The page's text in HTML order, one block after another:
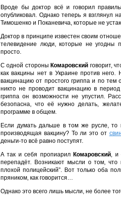
Вроде бы доктор всё и говорил
опубликовал. Однако теперь я взглянул
Тимошенко и Поканевича, которые не
Доктор в принципе известен своим
телевидение люди, которые не угодны
просто.
С одной стороны Комаровский говорит,
как вакцины нет в Украине против
вакцинацию от простого гриппа и по
никто не проводит вакцинацию в
гриппа он возможности не упустил.
безопасна, что её нужно делать,
программе в общем.
Если думать дальше в том же русле, то
производящая вакцину? То ли это от
деньги-то всё равно поступят.
А так и себя пропиарил Комаровский, и
перепадёт. Возникают мысли о том,
плохой полицейский”. Вот только оба
пряником, как говорится…
Однако это всего лишь мысли, не более